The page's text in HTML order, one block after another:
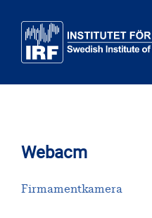
Webacm
Firmamentkamera